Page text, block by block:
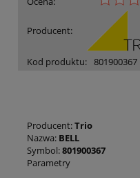
Producent:
Kod produktu: 801900367
Producent:Trio
Nazwa: BELL
Symbol:801900367
Parametry